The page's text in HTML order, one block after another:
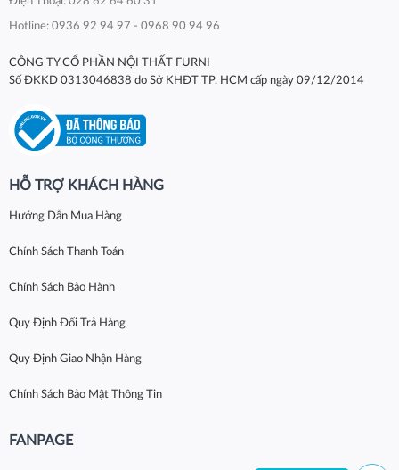
Hotline: 0936 92 94 97 - 0968 90 94 96
CÔNG TY CỔ PHẦN NỘI THẤT FURNI
Số ĐKKD 0313046838 do Sở KHĐT TP. HCM cấp ngày 09/12/2014
HỖ TRỢ KHÁCH HÀNG
Hướng Dẫn Mua Hàng
Chính Sách Thanh Toán
Chính Sách Bảo Hành
Quy Định Đổi Trả Hàng
Quy Định Giao Nhận Hàng
Chính Sách Bảo Mật Thông Tin
FANPAGE